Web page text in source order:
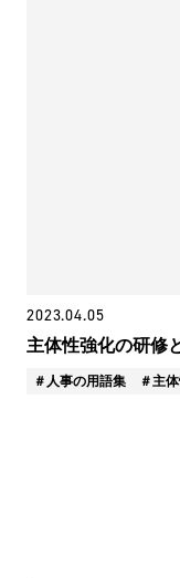
2023.04.05
主体性強化の研修
人事の用語集 主